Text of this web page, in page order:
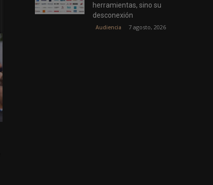
herramientas, sino su
desconexión
Audiencia 7 agosto, 2026